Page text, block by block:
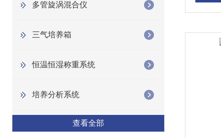
多管旋涡混合仪
三气培养箱
恒温恒湿称重系统
培养分析系统
查看全部